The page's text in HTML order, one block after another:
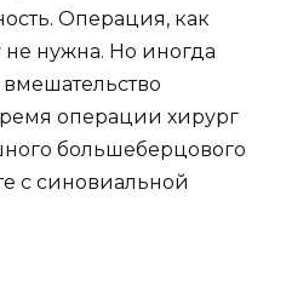
Операция, как
нужна. Но иногда
операции хирург
большеберцового
с синовиальной